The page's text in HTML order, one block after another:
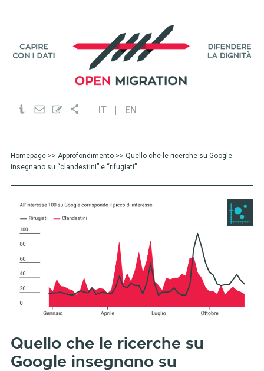
IT EN
Homepage>> Approfondimento>> Quello che le ricerche su Google
insegnano su “clandestini” e “rifugiati”
Quello che le ricerche su
Google insegnano su